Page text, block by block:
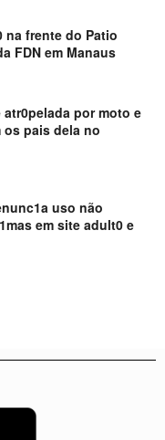
na frente do Patio
FDN em Manaus
por moto e
pais dela no
uso não
em site adult0 e